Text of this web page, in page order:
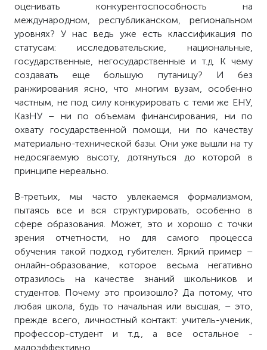
оценивать конкурентоспособность на
международном, республиканском, региональном
уровнях? У нас ведь уже есть классификация по
статусам: исследовательские, национальные,
государственные, негосударственные и т.д. К чему
создавать еще большую путаницу? И без
ранжирования ясно, что многим вузам, особенно
частным, не под силу конкурировать с теми же ЕНУ,
КазНУ – ни по объемам финансирования, ни по
охвату государственной помощи, ни по качеству
материально-технической базы. Они уже вышли на ту
недосягаемую высоту, дотянуться до которой в
принципе нереально.
В-третьих, мы часто увлекаемся формализмом,
пытаясь все и вся структурировать, особенно в
сфере образования. Может, это и хорошо с точки
зрения отчетности, но для самого процесса
обучения такой подход губителен. Яркий пример –
онлайн-образование, которое весьма негативно
отразилось на качестве знаний школьников и
студентов. Почему это произошло? Да потому, что
любая школа, будь то начальная или высшая, – это,
прежде всего, личностный контакт: учитель-ученик,
профессор-студент и т.д., а все остальное -
малоэффективно.